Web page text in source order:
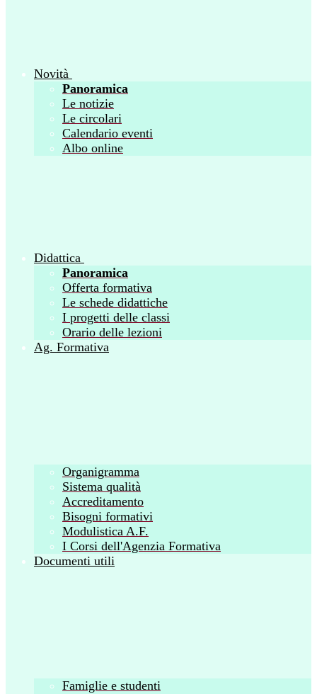
Novità
Panoramica
Le notizie
Le circolari
Calendario eventi
Albo online
Didattica
Panoramica
Offerta formativa
Le schede didattiche
I progetti delle classi
Orario delle lezioni
Ag. Formativa
Organigramma
Sistema qualità
Accreditamento
Bisogni formativi
Modulistica A.F.
I Corsi dell'Agenzia Formativa
Documenti utili
Famiglie e studenti